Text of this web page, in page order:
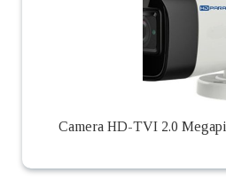
Camera HD-TVI 2.0